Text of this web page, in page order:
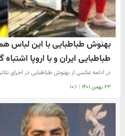
بهنوش طباطبایی با این لباس
طباطبایی ایران و با اروپا اشتباه
در ادامه عکسی از بهنوش طباطبایی در اجرای
۲۳ بهمن ۱۴۰۱ | ۱۰:۱